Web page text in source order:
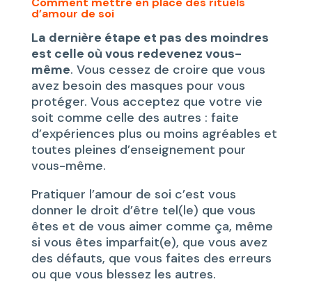
d’amour de soi
La dernière étape et pas des moindres
est celle où vous redevenez vous-
même. Vous cessez de croire que vous
avez besoin des masques pour vous
protéger. Vous acceptez que votre vie
soit comme celle des autres : faite
d’expériences plus ou moins agréables et
toutes pleines d’enseignement pour
vous-même.
Pratiquer l’amour de soi c’est vous
donner le droit d’être tel(le) que vous
êtes et de vous aimer comme ça, même
si vous êtes imparfait(e), que vous avez
des défauts, que vous faites des erreurs
ou que vous blessez les autres.